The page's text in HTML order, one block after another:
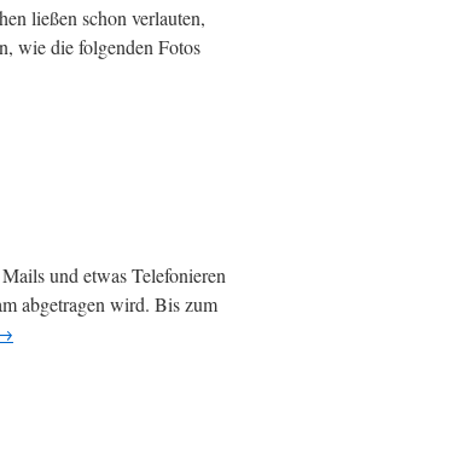
ließen schon verlauten,
wie die folgenden Fotos
und etwas Telefonieren
abgetragen wird. Bis zum